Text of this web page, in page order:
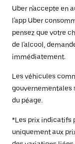
Uber n'accepte en
l'app Uber
pensez que votre
de l'alcool,
immédiatement.
Les véhicules
gouvernementales
du péage.
*Les prix indicatifs
uniquement aux